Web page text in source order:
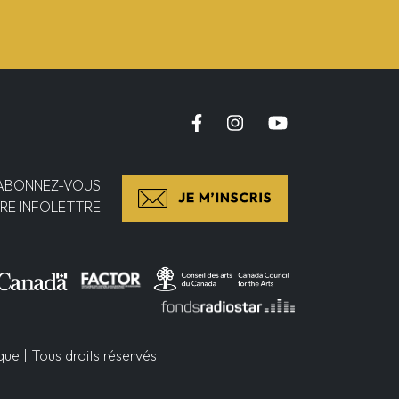
VOUS
INFOLETTRE
| Tous droits réservés